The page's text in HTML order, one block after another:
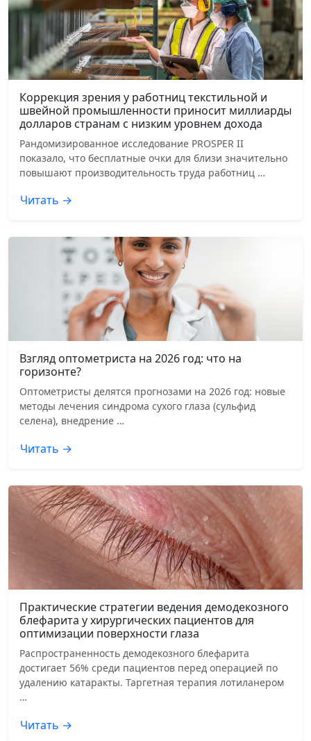
Коррекция зрения у работниц текстильной и
швейной промышленности приносит миллиарды
долларов странам с низким уровнем дохода
Рандомизированное исследование PROSPER II
показало, что бесплатные очки для близи значительно
повышают производительность труда работниц …
Читать →
Взгляд оптометриста на 2026 год: что на
горизонте?
Оптометристы делятся прогнозами на 2026 год: новые
методы лечения синдрома сухого глаза (сульфид
селена), внедрение …
Читать →
Практические стратегии ведения демодекозного
блефарита у хирургических пациентов для
оптимизации поверхности глаза
Распространенность демодекозного блефарита
достигает 56% среди пациентов перед операцией по
удалению катаракты. Таргетная терапия лотиланером
…
Читать →